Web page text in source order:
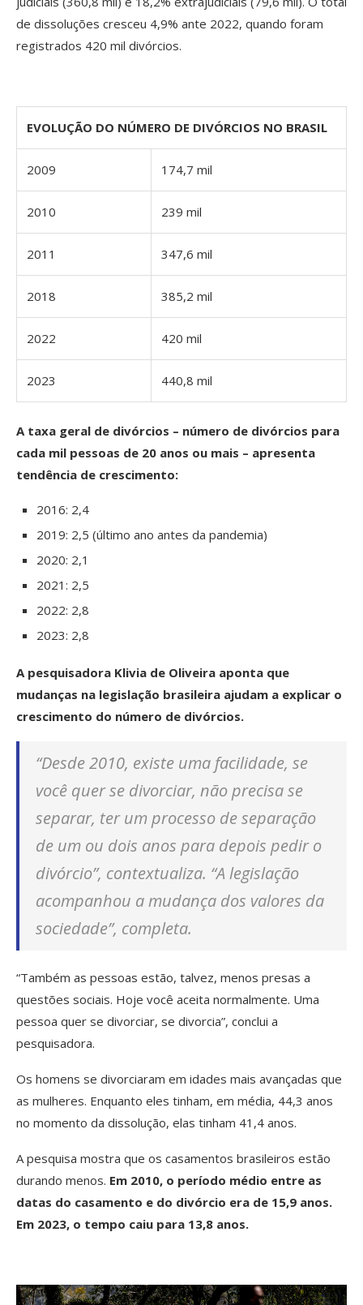
de dissoluções cresceu 4,9% ante 2022, quando foram
registrados 420 mil divórcios.
EVOLUÇÃO DO NÚMERO DE DIVÓRCIOS NO BRASIL
2009 174,7 mil
2010 239 mil
2011 347,6 mil
2018 385,2 mil
2022 420 mil
2023 440,8 mil
A taxa geral de divórcios – número de divórcios para
cada mil pessoas de 20 anos ou mais – apresenta
tendência de crescimento:
2016: 2,4
2019: 2,5 (último ano antes da pandemia)
2020: 2,1
2021: 2,5
2022: 2,8
2023: 2,8
A pesquisadora Klivia de Oliveira aponta que
mudanças na legislação brasileira ajudam a explicar o
crescimento do número de divórcios.
“Desde 2010, existe uma facilidade, se
você quer se divorciar, não precisa se
separar, ter um processo de separação
de um ou dois anos para depois pedir o
divórcio”, contextualiza. “A legislação
acompanhou a mudança dos valores da
sociedade”, completa.
“Também as pessoas estão, talvez, menos presas a
questões sociais. Hoje você aceita normalmente. Uma
pessoa quer se divorciar, se divorcia”, conclui a
pesquisadora.
Os homens se divorciaram em idades mais avançadas que
as mulheres. Enquanto eles tinham, em média, 44,3 anos
no momento da dissolução, elas tinham 41,4 anos.
A pesquisa mostra que os casamentos brasileiros estão
durando menos. Em 2010, o período médio entre as
datas do casamento e do divórcio era de 15,9 anos.
Em 2023, o tempo caiu para 13,8 anos.